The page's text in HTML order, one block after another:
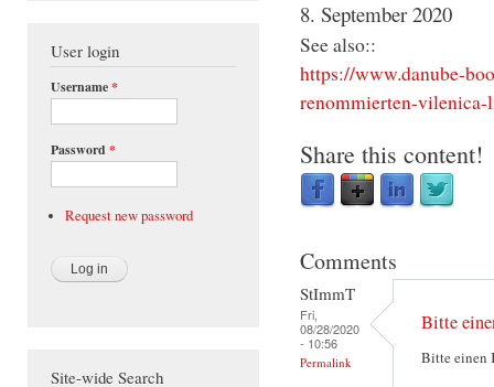
User login
Username*
Password *
Request new password
Site-wide Search
8. September 2020
See also::
https://www.danube-
renommierten-
Share this content!
Comments
StImmT
Fri,
08/28/2020
- 10:56
Permalink
Bitte
Bitte einen